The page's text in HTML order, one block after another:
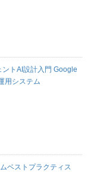
トAI設計入門 Google
用システム
ベストプラクティス